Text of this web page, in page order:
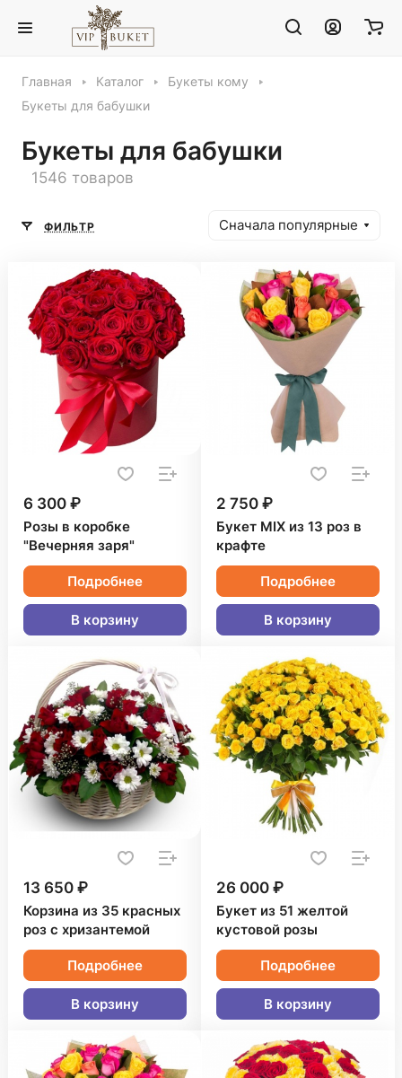
Главная Каталог
Букеты кому
Букеты для бабушки
Букеты для бабушки
1546 товаров
ФИЛЬТР Сначала популярные
6 300 ₽
Розы в коробке
"Вечерняя заря"
Подробнее
В корзину
2 750 ₽
Букет MIX из 13 роз в
крафте
Подробнее
В корзину
13 650 ₽
Корзина из 35 красных
роз с хризантемой
Подробнее
В корзину
26 000 ₽
Букет из 51 желтой
кустовой розы
Подробнее
В корзину